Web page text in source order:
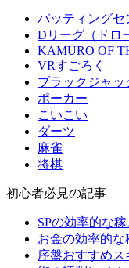
バッティングセ
Dリーグ（ドロ
KAMURO OF
VRすごろく
ブラックジャッ
ポーカー
こいこい
ダーツ
麻雀
将棋
初心者必見の記事
SPの効率的な
お金の効率的な
序盤おすすめス